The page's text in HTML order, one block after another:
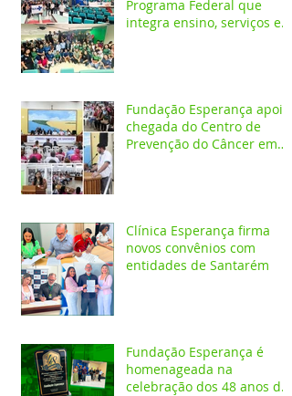
Programa Federal que
integra ensino, serviços em
Fundação Esperança apoia
chegada do Centro de
Prevenção do Câncer em
Clínica Esperança firma
novos convênios com
entidades de Santarém
Fundação Esperança é
homenageada na
celebração dos 48 anos da